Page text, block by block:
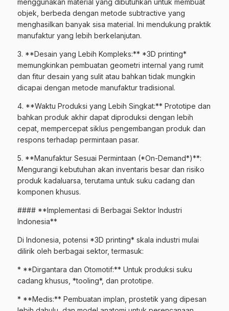
menggunakan material yang dibutuhkan untuk membuat
objek, berbeda dengan metode subtractive yang
menghasilkan banyak sisa material. Ini mendukung praktik
manufaktur yang lebih berkelanjutan.
3. **Desain yang Lebih Kompleks:** *3D printing*
memungkinkan pembuatan geometri internal yang rumit
dan fitur desain yang sulit atau bahkan tidak mungkin
dicapai dengan metode manufaktur tradisional.
4. **Waktu Produksi yang Lebih Singkat:** Prototipe dan
bahkan produk akhir dapat diproduksi dengan lebih
cepat, mempercepat siklus pengembangan produk dan
respons terhadap permintaan pasar.
5. **Manufaktur Sesuai Permintaan (*On-Demand*)**:
Mengurangi kebutuhan akan inventaris besar dan risiko
produk kadaluarsa, terutama untuk suku cadang dan
komponen khusus.
#### **Implementasi di Berbagai Sektor Industri
Indonesia**
Di Indonesia, potensi *3D printing* skala industri mulai
dilirik oleh berbagai sektor, termasuk:
* **Dirgantara dan Otomotif:** Untuk produksi suku
cadang khusus, *tooling*, dan prototipe.
* **Medis:** Pembuatan implan, prostetik yang dipesan